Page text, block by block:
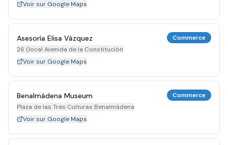
Voir sur Google Maps
Asesoría Elisa Vázquez
26 (local Avenida de la Constitución
Commerce
Voir sur Google Maps
Benalmádena Museum
Plaza de las Tres Culturas Benalmádena
Commerce
Voir sur Google Maps